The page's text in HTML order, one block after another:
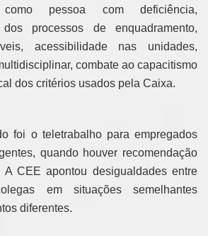
pessoa com deficiência,
dos processos de enquadramento,
acessibilidade nas unidades,
combate ao capacitismo
dos critérios usados pela Caixa.
foi o teletrabalho para empregados
quando houver recomendação
A CEE apontou desigualdades entre
em situações semelhantes
diferentes.